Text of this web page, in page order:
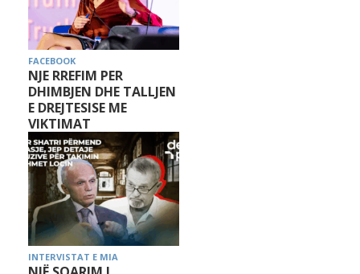
FACEBOOK
NJE RREFIM PER
DHIMBJEN DHE TALLJEN
E DREJTESISE ME
VIKTIMAT
INTERVISTAT E MIA